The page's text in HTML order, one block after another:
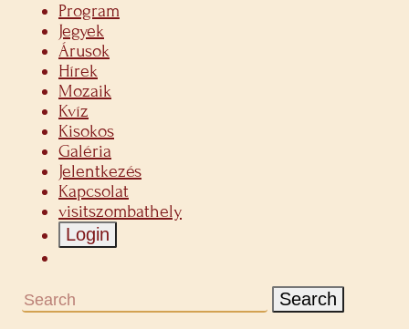
Program
Jegyek
Árusok
Hírek
Mozaik
Kvíz
Kisokos
Galéria
Jelentkezés
Kapcsolat
visitszombathely
Login
Search